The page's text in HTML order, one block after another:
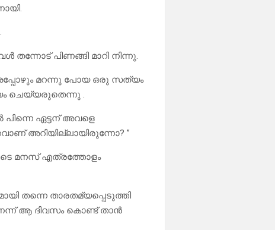
തന്നോട് പിണങ്ങി മാറി നിന്നു.
അപ്പോഴും മറന്നു പോയ ഒരു സത്യം
ചെയ്യരുതെന്നു .
പിന്നെ ഏട്ടന് അവളെ
അറിയില്ലായിരുന്നോ? ”
മനസ് എത്രത്തോളം
തന്നെ താരതമ്യപ്പെടുത്തി
ആ ദിവസം കൊണ്ട് താൻ